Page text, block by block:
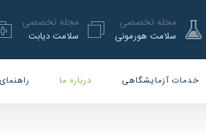
مجله تخصصی
سلامت هورمونی
مجله تخصصی
سلامت دیابت
خدمات آزمایشگاهی درباره ما